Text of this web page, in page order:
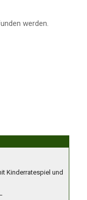
werden.
Kinderratespiel und